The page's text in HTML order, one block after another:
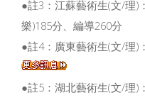
●註3：江蘇藝術生(文/理)
樂)185分、編導260分
●註4：廣東藝術生(文/理)
●註5：湖北藝術生(文/理)